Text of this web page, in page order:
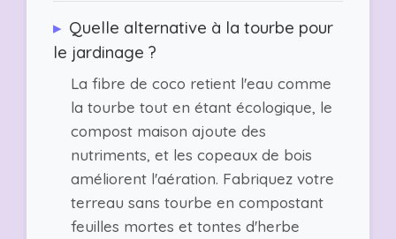
▸ Quelle alternative à la tourbe pour
le jardinage ?
La fibre de coco retient l'eau comme
la tourbe tout en étant écologique, le
compost maison ajoute des
nutriments, et les copeaux de bois
améliorent l'aération. Fabriquez votre
terreau sans tourbe en compostant
feuilles mortes et tontes d'herbe